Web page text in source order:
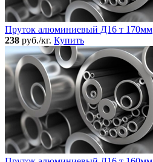
Пруток алюминиевый Д16 т 170мм
238 руб./кг. Купить